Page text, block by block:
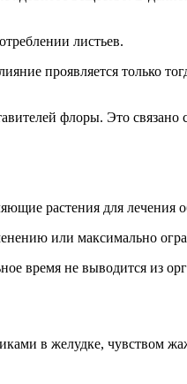
листьев.
проявляется только
флоры. Это связано
растения для лечения
или максимально
время не выводится из
в желудке, чувством